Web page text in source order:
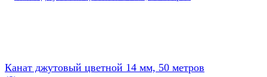
Канат джутовый цветной 14 мм, 50 метров